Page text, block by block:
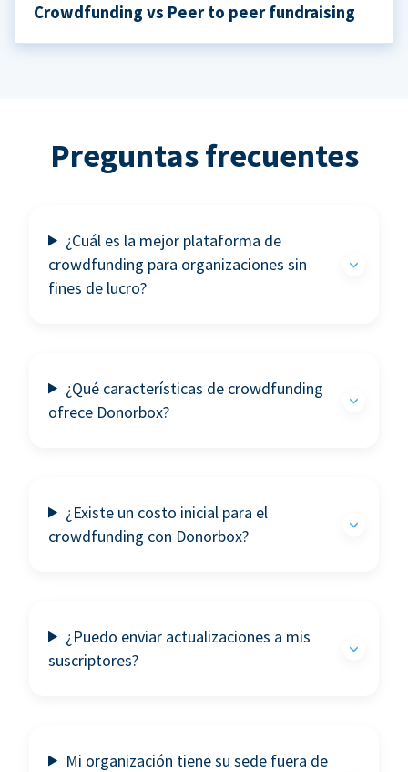
Crowdfunding vs Peer to peer fundraising
Preguntas frecuentes
¿Cuál es la mejor plataforma de
crowdfunding para organizaciones sin
fines de lucro?
¿Qué características de crowdfunding
ofrece Donorbox?
¿Existe un costo inicial para el
crowdfunding con Donorbox?
¿Puedo enviar actualizaciones a mis
suscriptores?
Mi organización tiene su sede fuera de